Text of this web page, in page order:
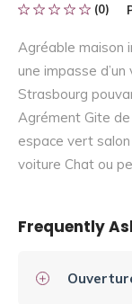
(0)
Agréable maison
une impasse
Strasbourg
Agrément Gite
espace vert
voiture Chat ou
Frequently